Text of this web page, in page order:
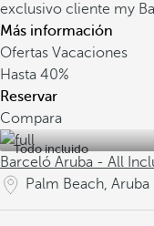
exclusivo cliente my
Más información
Ofertas Vacaciones
Hasta 40%
Reservar
Compara
Todo incluido
Barceló Aruba - All
Palm Beach, Aruba